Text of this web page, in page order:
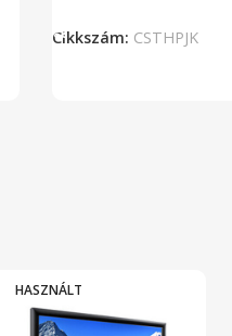
Cikkszám: CSTHPJK
HASZNÁLT